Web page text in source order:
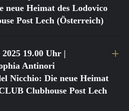
neue Heimat des Lodovico
Post Lech (Österreich)
19.00 Uhr |
Antinori
Nicchio: Die neue Heimat
Clubhouse Post Lech